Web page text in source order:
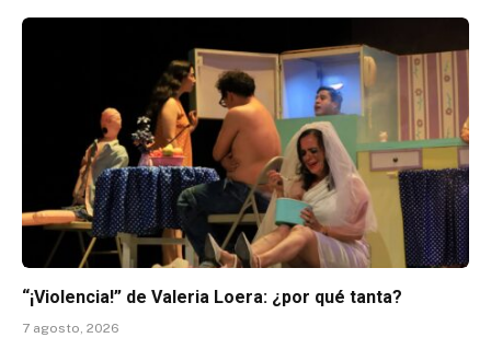
“¡Violencia!” de Valeria Loera: ¿por qué tanta?
7 agosto, 2026